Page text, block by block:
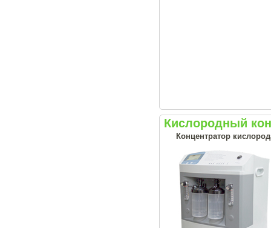
Кислородный
Концентратор